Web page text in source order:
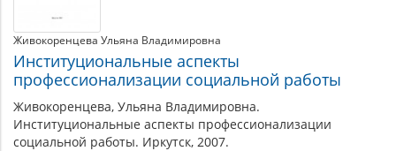
Живокоренцева Ульяна Владимировна
Институциональные аспекты
профессионализации социальной работы
Живокоренцева, Ульяна Владимировна.
Институциональные аспекты профессионализации
социальной работы. Иркутск, 2007.